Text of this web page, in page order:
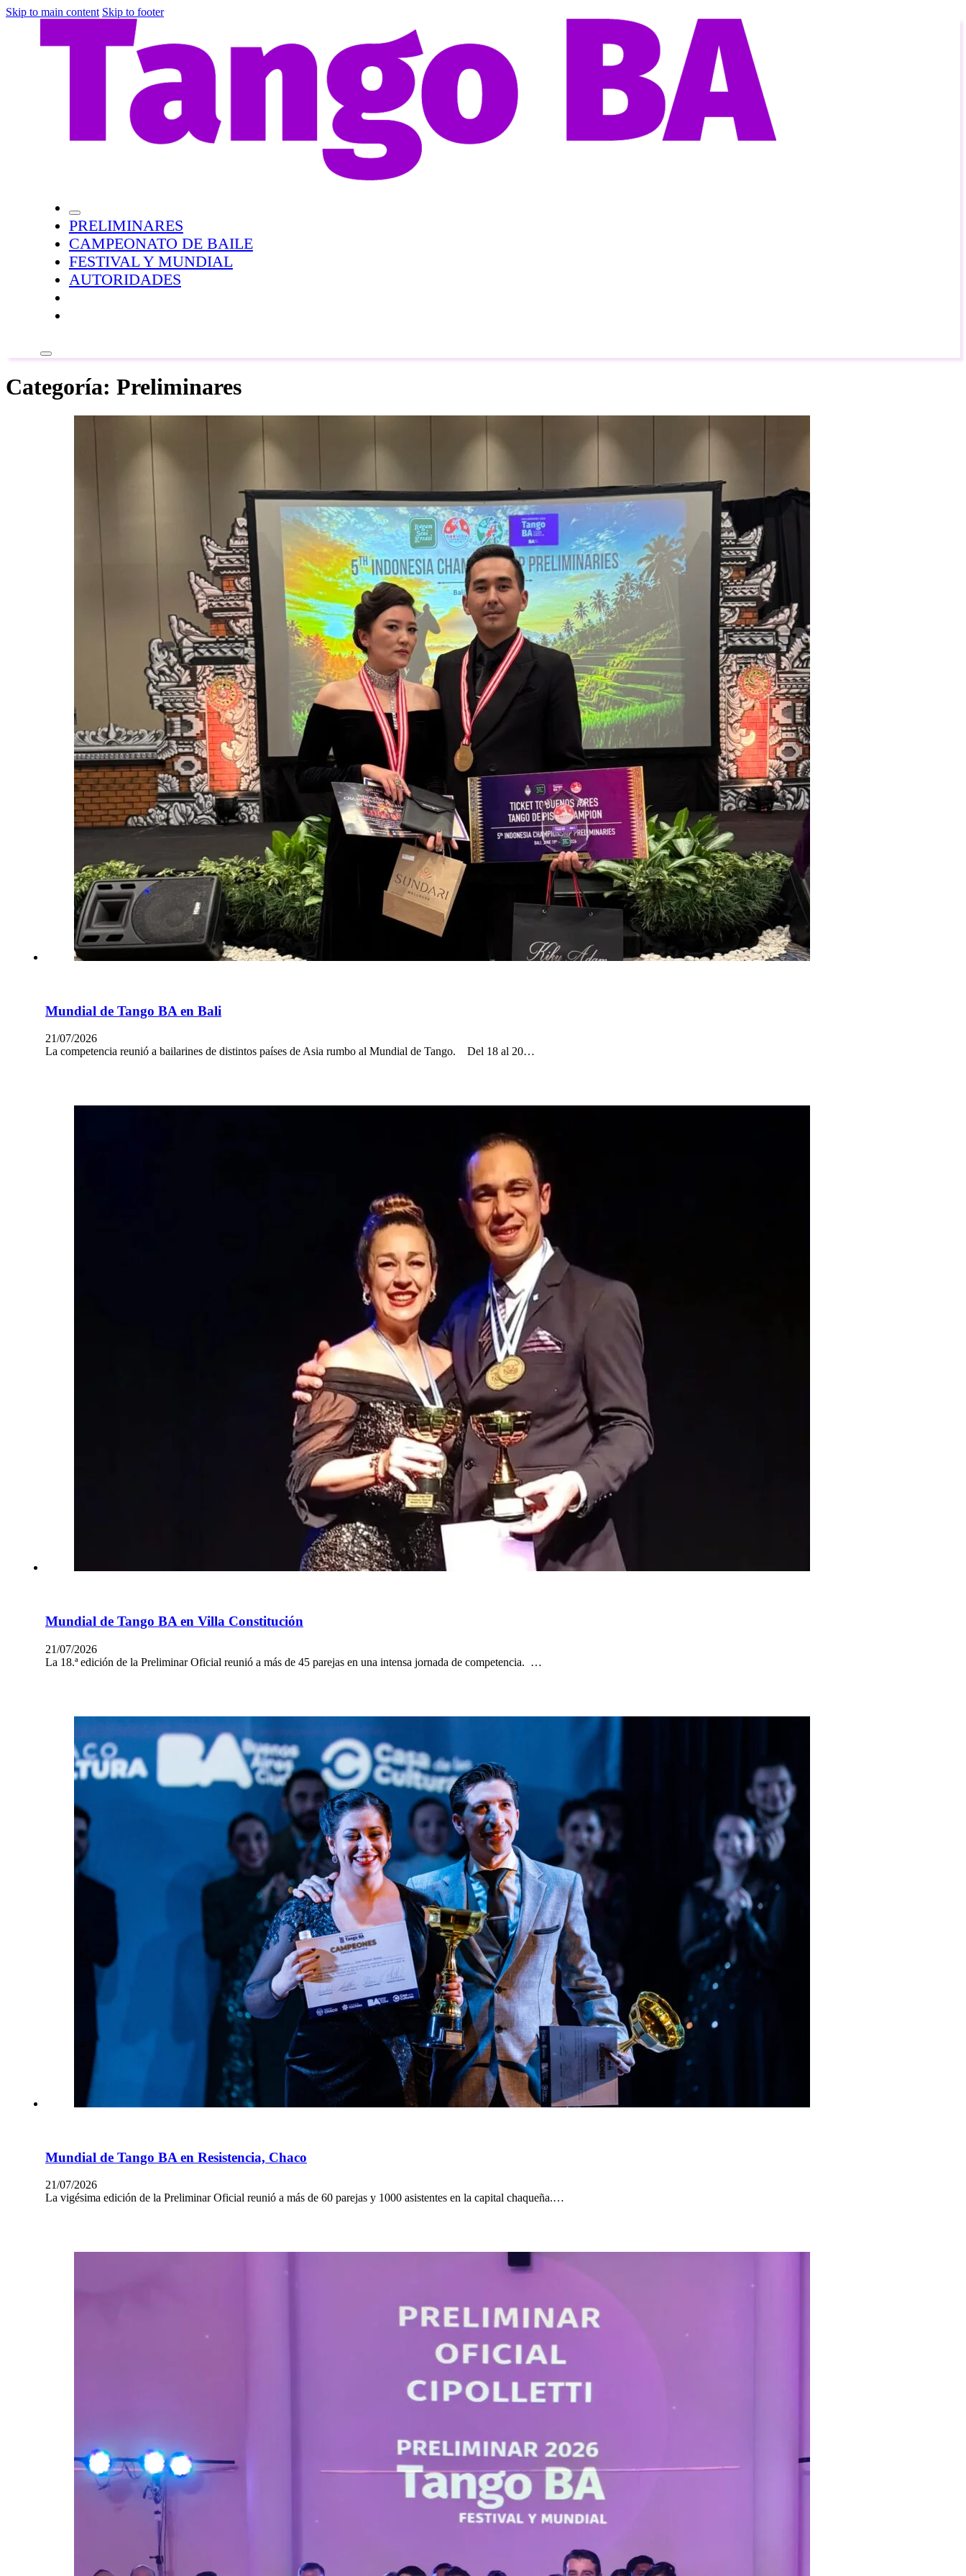
Skip to main content Skip to footer
PRELIMINARES
CAMPEONATO DE BAILE
FESTIVAL Y MUNDIAL
AUTORIDADES
Categoría: Preliminares
Mundial de Tango BA en Bali
21/07/2026
La competencia reunió a bailarines de distintos países de Asia rumbo al Mundial de Tango. Del 18 al 20…
Mundial de Tango BA en Villa Constitución
21/07/2026
La 18.ª edición de la Preliminar Oficial reunió a más de 45 parejas en una intensa jornada de competencia. …
Mundial de Tango BA en Resistencia, Chaco
21/07/2026
La vigésima edición de la Preliminar Oficial reunió a más de 60 parejas y 1000 asistentes en la capital chaqueña.…